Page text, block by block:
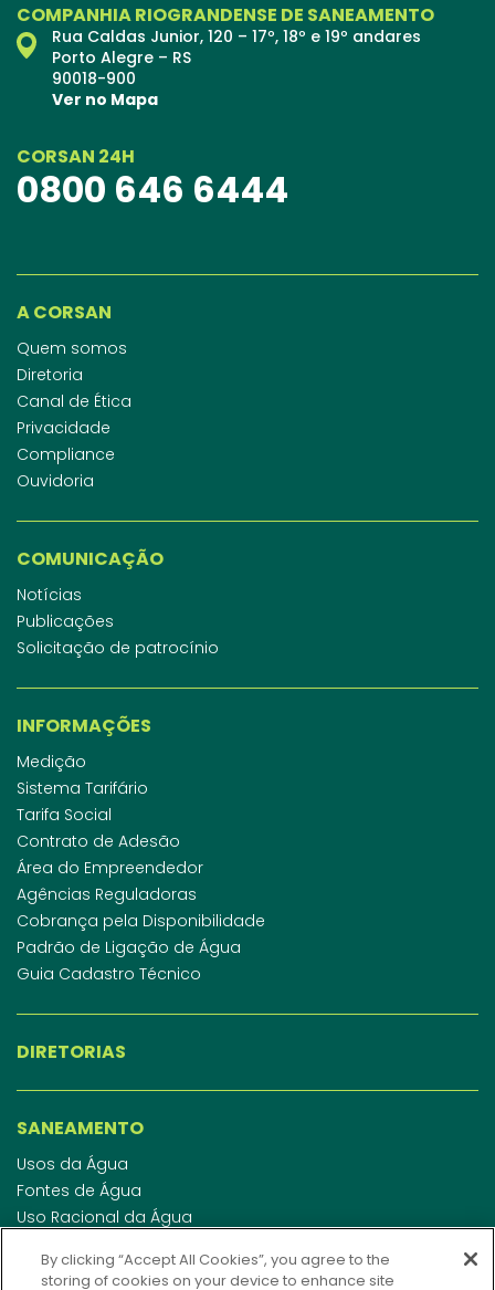
COMPANHIA RIOGRANDENSE DE SANEAMENTO
Rua Caldas Junior, 120 – 17º, 18º e 19º andares
Porto Alegre – RS
90018-900
Ver no Mapa
CORSAN 24H
0800 646 6444
A CORSAN
Quem somos
Diretoria
Canal de Ética
Privacidade
Compliance
Ouvidoria
COMUNICAÇÃO
Notícias
Publicações
Solicitação de patrocínio
INFORMAÇÕES
Medição
Sistema Tarifário
Tarifa Social
Contrato de Adesão
Área do Empreendedor
Agências Reguladoras
Cobrança pela Disponibilidade
Padrão de Ligação de Água
Guia Cadastro Técnico
DIRETORIAS
SANEAMENTO
Usos da Água
Fontes de Água
Uso Racional da Água
Esgotamento Sanitário
By clicking “Accept All Cookies”, you agree to the
storing of cookies on your device to enhance site